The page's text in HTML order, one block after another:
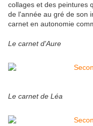
collages et des peintures
de l'année au gré de son
carnet en autonomie
Le carnet d'Aure
Le carnet de Léa